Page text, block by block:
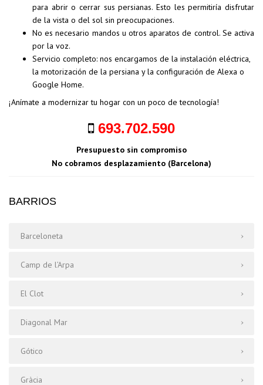
para abrir o cerrar sus persianas. Esto les permitiría disfrutar
de la vista o del sol sin preocupaciones.
No es necesario mandos u otros aparatos de control. Se activa
por la voz.
Servicio completo: nos encargamos de la instalación eléctrica,
la motorización de la persiana y la configuración de Alexa o
Google Home.
¡Anímate a modernizar tu hogar con un poco de tecnología!
693.702.590
Presupuesto sin compromiso
No cobramos desplazamiento (Barcelona)
BARRIOS
Barceloneta
Camp de l’Arpa
El Clot
Diagonal Mar
Gótico
Gràcia